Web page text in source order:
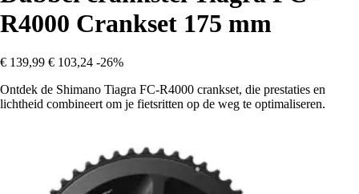
R4000 Crankset 175 mm
€ 139,99 € 103,24 -26%
Ontdek de Shimano Tiagra FC-R4000 crankset, die prestaties en
lichtheid combineert om je fietsritten op de weg te optimaliseren.